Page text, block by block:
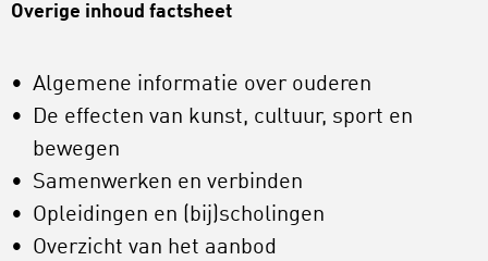
Overige inhoud factsheet
Algemene informatie over ouderen
De effecten van kunst, cultuur, sport en
bewegen
Samenwerken en verbinden
Opleidingen en (bij)scholingen
Overzicht van het aanbod